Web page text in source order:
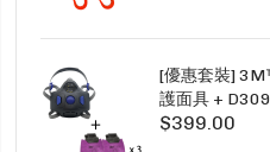
[優惠套裝]
護面具 +
SECURE
$399.00